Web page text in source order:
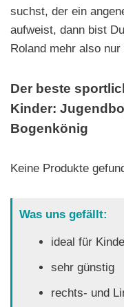
suchst, der ein
aufweist, dann bist
Roland mehr also nur
Der beste
Kinder:
Bogenkönig
Keine Produkte
Was uns gefällt:
ideal für
sehr günstig
rechts- und